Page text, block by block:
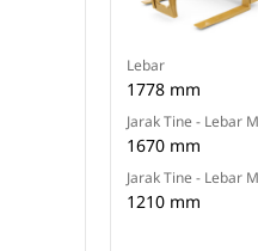
Lebar
1778 mm
Jarak Tine - Lebar
1670 mm
Jarak Tine - Lebar
1210 mm